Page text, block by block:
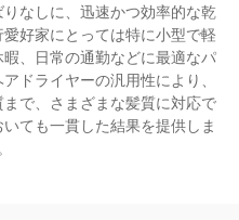
なしに、迅速かつ効率的な乾
好家にとっては特に小型で軽
、日常の通勤などに最適なパ
ドライヤーの汎用性により、
で、さまざまな髪質に対応で
ても一貫した結果を提供しま